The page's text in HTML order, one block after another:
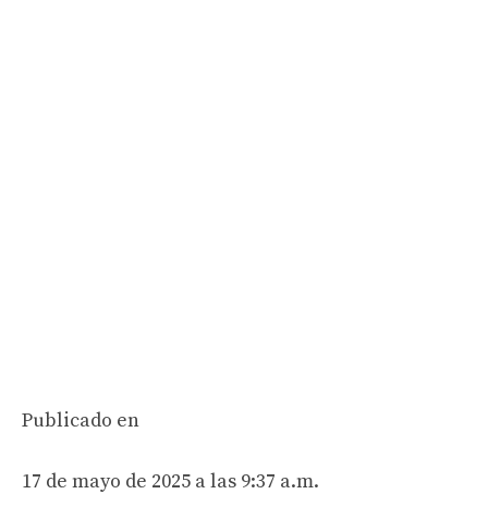
Publicado en
17 de mayo de 2025 a las 9:37 a.m.